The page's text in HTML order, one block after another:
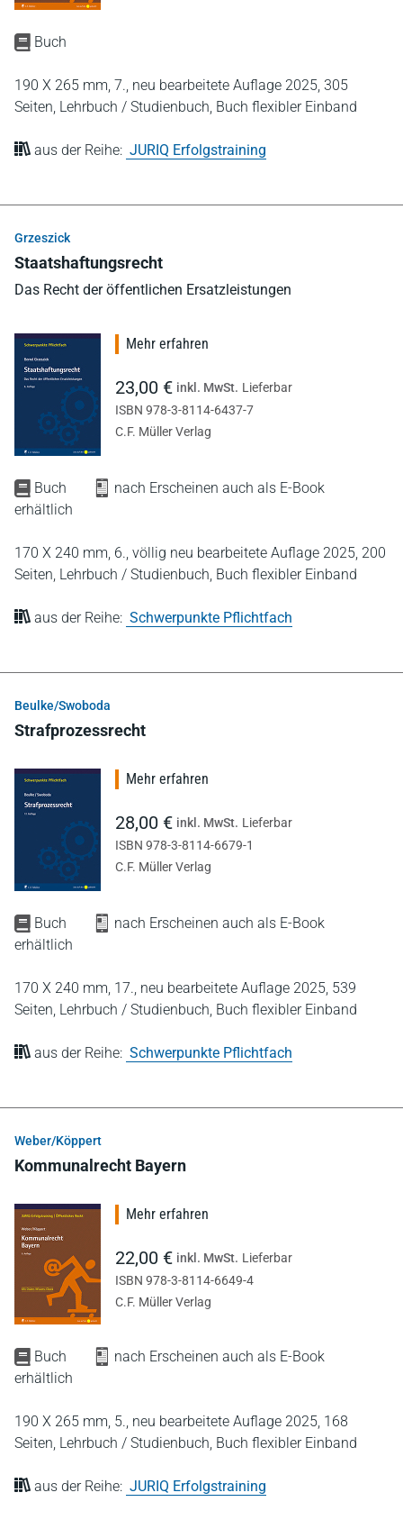
Buch
190 X 265 mm, 7., neu bearbeitete Auflage 2025, 305
Seiten, Lehrbuch / Studienbuch, Buch flexibler Einband
aus der Reihe: JURIQ Erfolgstraining
Grzeszick
Staatshaftungsrecht
Das Recht der öffentlichen Ersatzleistungen
Buch
nach Erscheinen auch als E-Book
erhältlich
170 X 240 mm, 6., völlig neu bearbeitete Auflage 2025, 200
Seiten, Lehrbuch / Studienbuch, Buch flexibler Einband
aus der Reihe: Schwerpunkte Pflichtfach
Mehr erfahren
23,00 € inkl. MwSt. Lieferbar
ISBN 978-3-8114-6437-7
C.F. Müller Verlag
Beulke/Swoboda
Strafprozessrecht
Buch
nach Erscheinen auch als E-Book
erhältlich
170 X 240 mm, 17., neu bearbeitete Auflage 2025, 539
Seiten, Lehrbuch / Studienbuch, Buch flexibler Einband
aus der Reihe: Schwerpunkte Pflichtfach
Mehr erfahren
28,00 € inkl. MwSt. Lieferbar
ISBN 978-3-8114-6679-1
C.F. Müller Verlag
Weber/Köppert
Kommunalrecht Bayern
Buch
nach Erscheinen auch als E-Book
erhältlich
190 X 265 mm, 5., neu bearbeitete Auflage 2025, 168
Seiten, Lehrbuch / Studienbuch, Buch flexibler Einband
aus der Reihe: JURIQ Erfolgstraining
Mehr erfahren
22,00 € inkl. MwSt. Lieferbar
ISBN 978-3-8114-6649-4
C.F. Müller Verlag